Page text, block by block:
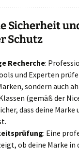
Sicherheit
Schutz
Recherche:
und Experten
sondern auch
(gemäß der
dass deine Marke
: Eine
ob deine Marke in